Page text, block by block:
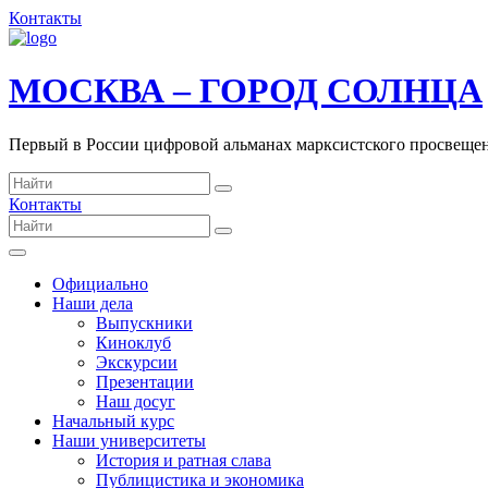
Контакты
МОСКВА – ГОРОД СОЛНЦА
Первый в России цифровой альманах марксистского
Контакты
Официально
Наши дела
Выпускники
Киноклуб
Экскурсии
Презентации
Наш досуг
Начальный курс
Наши университеты
История и ратная слава
Публицистика и экономика